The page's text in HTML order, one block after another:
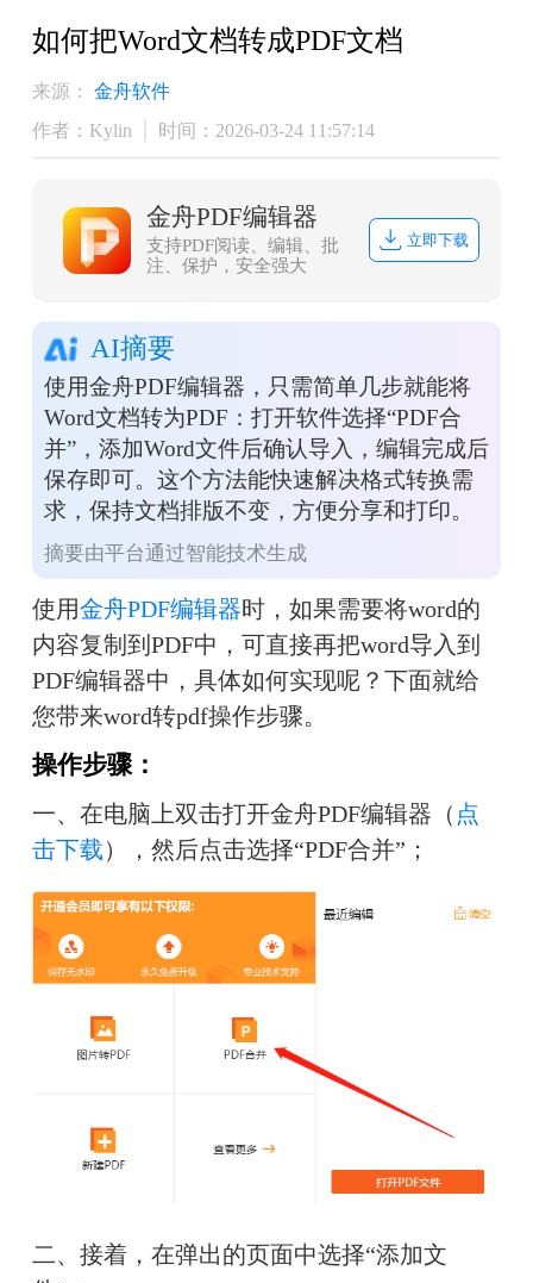
如何把Word文档转成PDF文档
来源：
金舟软件
作者：Kylin
时间：2026-03-24 11:57:14
金舟PDF编辑器
支持PDF阅读、编辑、批
注、保护，安全强大
立即下载
AI摘要
使用金舟PDF编辑器，只需简单几步就能将
Word文档转为PDF：打开软件选择“PDF合
并”，添加Word文件后确认导入，编辑完成后
保存即可。这个方法能快速解决格式转换需
求，保持文档排版不变，方便分享和打印。
摘要由平台通过智能技术生成
使用金舟PDF编辑器时，如果需要将word的
内容复制到PDF中，可直接再把word导入到
PDF编辑器中，具体如何实现呢？下面就给
您带来word转pdf操作步骤。
操作步骤：
一、在电脑上双击打开金舟PDF编辑器（ 点
击下载），然后点击选择“PDF合并”；
二、接着，在弹出的页面中选择“添加文